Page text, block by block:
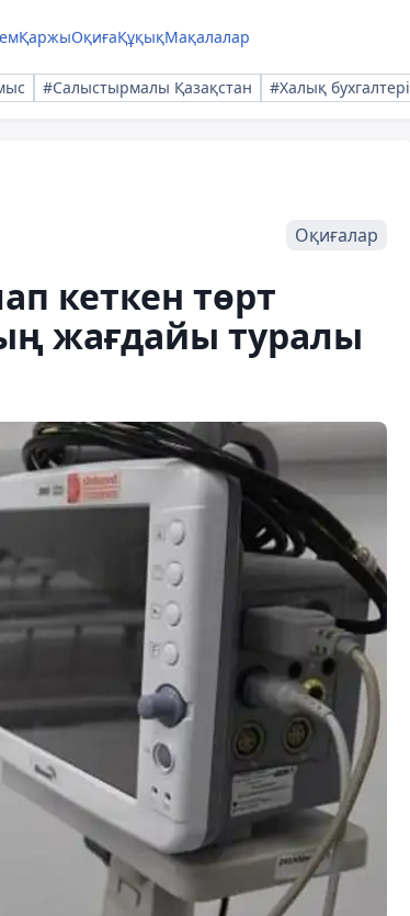
ҚаржыОқиғаҚұқықМақалалар
#Салыстырмалы Қазақстан #Халық бухгалтері
Оқиғалар
кеткен төрт
жағдайы туралы